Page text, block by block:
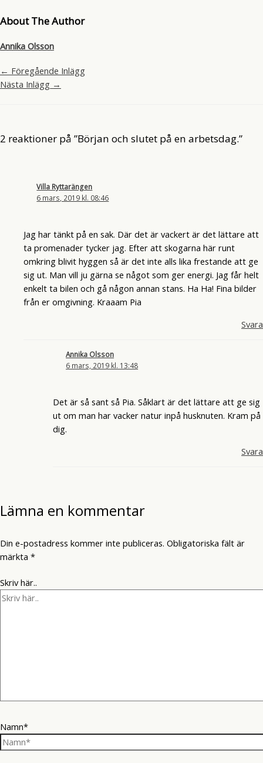
About The Author
Annika Olsson
← Föregående Inlägg
Nästa Inlägg →
2 reaktioner på ”Början och slutet på en arbetsdag.”
Villa Ryttarängen
6 mars, 2019 kl. 08:46
Jag har tänkt på en sak. Där det är vackert är det lättare att
ta promenader tycker jag. Efter att skogarna här runt
omkring blivit hyggen så är det inte alls lika frestande att ge
sig ut. Man vill ju gärna se något som ger energi. Jag får helt
enkelt ta bilen och gå någon annan stans. Ha Ha! Fina bilder
från er omgivning. Kraaam Pia
Svara
Annika Olsson
6 mars, 2019 kl. 13:48
Det är så sant så Pia. Såklart är det lättare att ge sig
ut om man har vacker natur inpå husknuten. Kram på
dig.
Svara
Lämna en kommentar
Din e-postadress kommer inte publiceras. Obligatoriska fält är
märkta *
Skriv här..
Namn*